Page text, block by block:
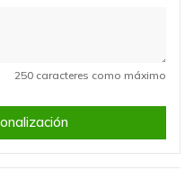
250 caracteres como máximo